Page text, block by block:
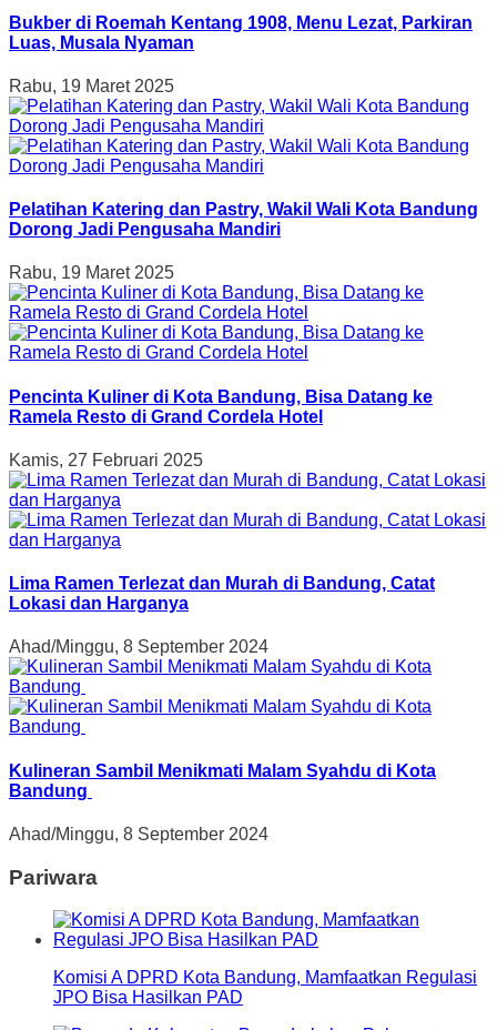
Bukber di Roemah Kentang 1908, Menu Lezat, Parkiran
Luas, Musala Nyaman
Rabu, 19 Maret 2025
Pelatihan Katering dan Pastry, Wakil Wali Kota Bandung
Dorong Jadi Pengusaha Mandiri
Rabu, 19 Maret 2025
Pencinta Kuliner di Kota Bandung, Bisa Datang ke
Ramela Resto di Grand Cordela Hotel
Kamis, 27 Februari 2025
Lima Ramen Terlezat dan Murah di Bandung, Catat
Lokasi dan Harganya
Ahad/Minggu, 8 September 2024
Kulineran Sambil Menikmati Malam Syahdu di Kota
Bandung
Ahad/Minggu, 8 September 2024
Pariwara
Komisi A DPRD Kota Bandung, Mamfaatkan Regulasi
JPO Bisa Hasilkan PAD